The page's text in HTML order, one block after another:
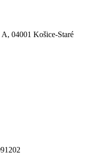
04001 Košice-Staré